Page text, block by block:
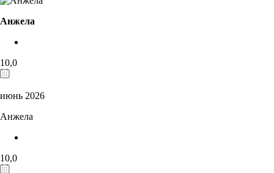
Анжела
10,0
июнь 2026
Анжела
10,0